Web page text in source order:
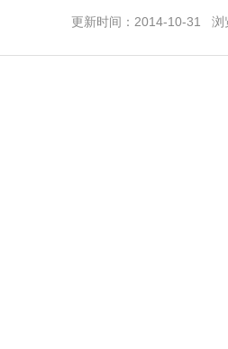
更新时间：2014-10-31 浏